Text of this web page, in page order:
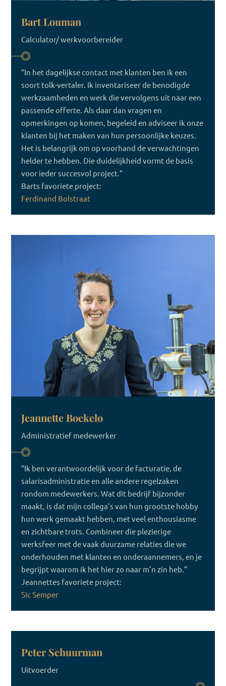
Bart Louman
Calculator/ werkvoorbereider
“In het dagelijkse contact met klanten ben ik een
soort tolk-vertaler. Ik inventariseer de benodigde
werkzaamheden en werk die vervolgens uit naar een
passende offerte. Als daar dan vragen en
opmerkingen op komen, begeleid en adviseer ik onze
klanten bij het maken van hun persoonlijke keuzes.
Het is belangrijk om op voorhand de verwachtingen
helder te hebben. Die duidelijkheid vormt de basis
voor ieder succesvol project.”
Barts favoriete project:
Ferdinand Bolstraat
Jeannette Boekelo
Administratief medewerker
“Ik ben verantwoordelijk voor de facturatie, de
salarisadministratie en alle andere regelzaken
rondom medewerkers. Wat dit bedrijf bijzonder
maakt, is dat mijn collega’s van hun grootste hobby
hun werk gemaakt hebben, met veel enthousiasme
en zichtbare trots. Combineer die plezierige
werksfeer met de vaak duurzame relaties die we
onderhouden met klanten en onderaannemers, en je
begrijpt waarom ik het hier zo naar m’n zin heb.”
Jeannettes favoriete project:
Sic Semper
Peter Schuurman
Uitvoerder